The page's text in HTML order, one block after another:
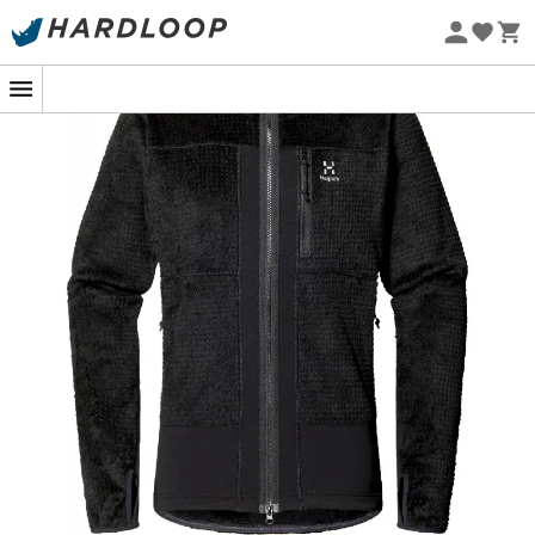
Øko-fremstillet
bedste allierede. Designet til outdoor-entusiaster, denne
tekniske
giver ufejlbarlig støtte
under de mest krævende opstigninger. Dens
bevægelser, samtidig med at det sikrer optimal
, selv under de mest barske forhold.
tilpassede konstruktion
af denne fleecejakke
sikrer en eksemplariskåndbarhed, så du kan holde dig
kølig, når indsatsen intensiveres. Denhøje fleecekrave
og dentilpassede hætte holder dig varm, selv når
vinden rejser sig. Og gæt hvad? De passer perfekt under
din hjelm! Endnu en grund til at nyde hver vandretur,
uanset om du er en nysgerrig nybegynder eller en
erfaren ekspert.
Med sit generøse antal lommer
er Vassi Mid Hood Men
fleecejakken lige så
praktisksom den er effektiv
med at lede efter dine småting i bunden af rygsækken!